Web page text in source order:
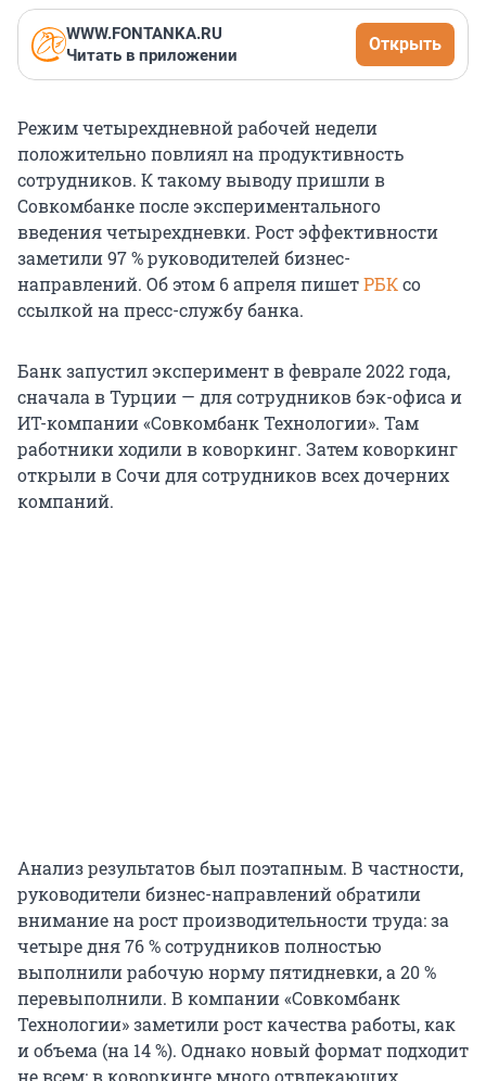
WWW.FONTANKA.RU
Читать в приложении
Открыть
Режим четырехдневной рабочей недели
положительно повлиял на продуктивность
сотрудников. К такому выводу пришли в
Совкомбанке после экспериментального
введения четырехдневки. Рост эффективности
заметили 97 % руководителей бизнес-
направлений. Об этом 6 апреля пишетРБКсо
ссылкой на пресс-службу банка.
Банк запустил эксперимент в феврале 2022 года,
сначала в Турции — для сотрудников бэк-офиса и
ИТ-компании «Совкомбанк Технологии». Там
работники ходили в коворкинг. Затем коворкинг
открыли в Сочи для сотрудников всех дочерних
компаний.
Анализ результатов был поэтапным. В частности,
руководители бизнес-направлений обратили
внимание на рост производительности труда: за
четыре дня 76 % сотрудников полностью
выполнили рабочую норму пятидневки, а 20 %
перевыполнили. В компании «Совкомбанк
Технологии» заметили рост качества работы, как
и объема (на 14 %). Однако новый формат подходит
не всем: в коворкинге много отвлекающих